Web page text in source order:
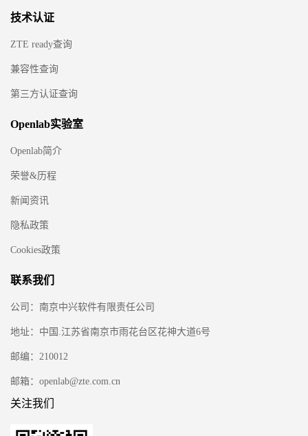
技术认证
ZTE ready查询
兼容性查询
第三方认证查询
Openlab实验室
Openlab简介
荣誉&历程
新闻资讯
隐私政策
Cookies政策
联系我们
公司：南京中兴软件有限责任公司
地址：中国.江苏省南京市雨花台区花神大道6号
邮编：210012
邮箱：openlab@zte.com.cn
关注我们